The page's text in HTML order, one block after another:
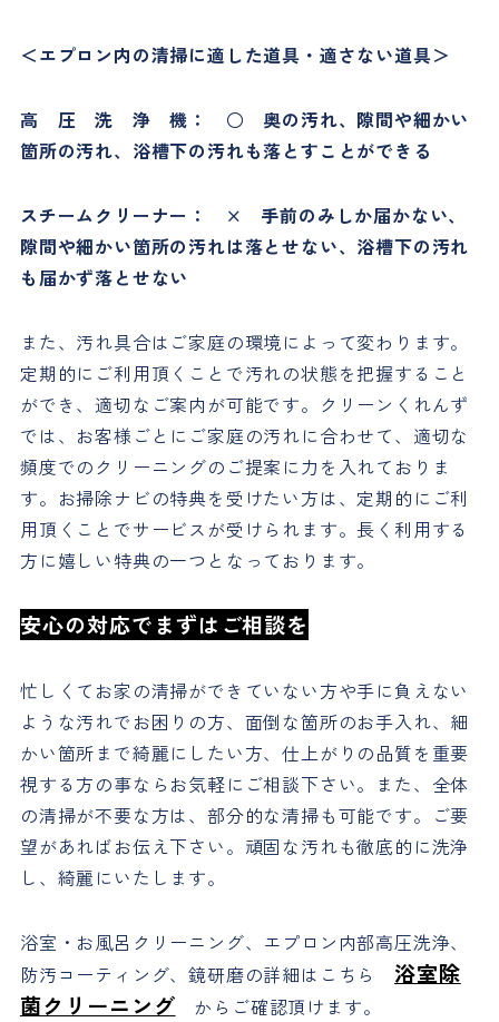
＜エプロン内の清掃に適した道具・適さない道具＞
高 圧 洗 浄 機： ○ 奥の汚れ、隙間や細かい
箇所の汚れ、浴槽下の汚れも落とすことができる
スチームクリーナー： × 手前のみしか届かない、
隙間や細かい箇所の汚れは落とせない、浴槽下の汚れ
も届かず落とせない
また、汚れ具合はご家庭の環境によって変わります。
定期的にご利用頂くことで汚れの状態を把握すること
ができ、適切なご案内が可能です。クリーンくれんず
では、お客様ごとにご家庭の汚れに合わせて、適切な
頻度でのクリーニングのご提案に力を入れておりま
す。お掃除ナビの特典を受けたい方は、定期的にご利
用頂くことでサービスが受けられます。長く利用する
方に嬉しい特典の一つとなっております。
安心の対応でまずはご相談を
忙しくてお家の清掃ができていない方や手に負えない
ような汚れでお困りの方、面倒な箇所のお手入れ、細
かい箇所まで綺麗にしたい方、仕上がりの品質を重要
視する方の事ならお気軽にご相談下さい。また、全体
の清掃が不要な方は、部分的な清掃も可能です。ご要
望があればお伝え下さい。頑固な汚れも徹底的に洗浄
し、綺麗にいたします。
浴室・お風呂クリーニング、エプロン内部高圧洗浄、
防汚コーティング、鏡研磨の詳細はこちら 浴室除
菌クリーニング からご確認頂けます。